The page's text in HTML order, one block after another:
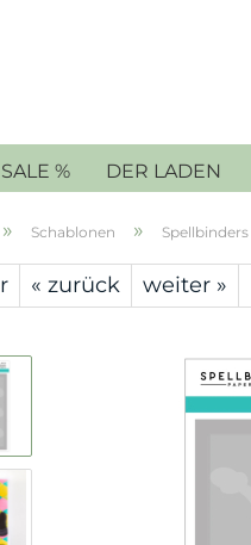
% DER LADEN
» Schablonen » Spellbinders
« zurück weiter »